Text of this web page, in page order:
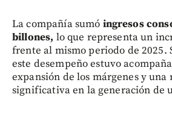
La compañía sumó ingresos
billones, lo que representa un
frente al mismo periodo de 2025.
este desempeño estuvo
expansión de los márgenes y una
significativa en la generación de